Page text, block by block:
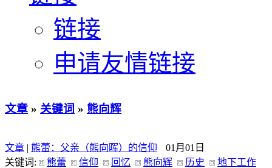
链接
申请友情链接
文章 » 关键词 » 熊向辉
文章 | 熊蕾：父亲（熊向晖）的信仰
01月01日
关键词:
熊蕾 信仰 回忆 熊向辉 历史
地下工作